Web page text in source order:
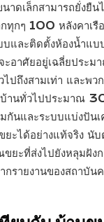
าดเล็กสามารถยั่งยืน
กๆ 100 หลังคาเรือ
บและติดตั้งห้องน้ำแ
อาศัยอยู่เฉลี่ยประ
ปถึงสามเท่า และพว
านทั่วไปประมาณ
กันและระบบแบ่งปัน
ขยะได้อย่างแท้จริง
ขยะที่ส่งไปยังหลุมฝั
กรายงานของสถาบัน